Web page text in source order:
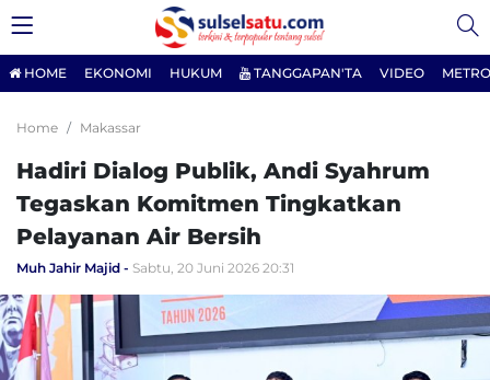
HOME EKONOMI HUKUM TANGGAPAN'TA VIDEO
Home Makassar
Hadiri Dialog Publik, Andi Syahrum
Tegaskan Komitmen Tingkatkan
Pelayanan Air Bersih
Muh Jahir Majid Sabtu, 20 Juni 2026 20:31